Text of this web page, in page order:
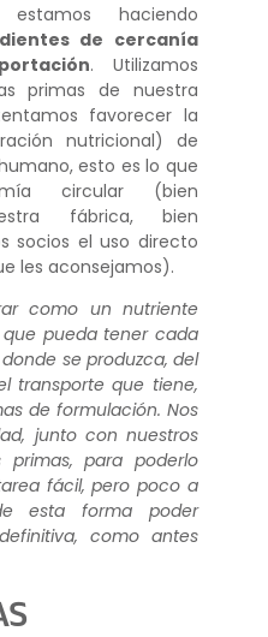
haciendo
de cercanía
. Utilizamos
primas de nuestra
favorecer la
nutricional) de
esto es lo que
circular (bien
fábrica, bien
socios el uso directo
les aconsejamos).
como un nutriente
pueda tener cada
se produzca, del
transporte que tiene,
de formulación. Nos
junto con nuestros
primas, para poderlo
fácil, pero poco a
esta forma poder
como antes